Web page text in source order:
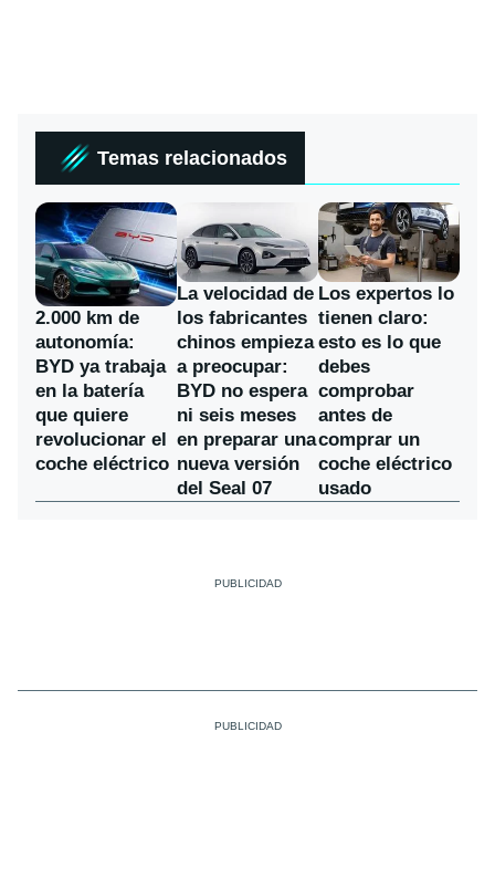
Temas relacionados
2.000 km de
autonomía:
BYD ya trabaja
en la batería
que quiere
revolucionar el
coche eléctrico
La velocidad de
los fabricantes
chinos empieza
a preocupar:
BYD no espera
ni seis meses
en preparar una
nueva versión
del Seal 07
Los expertos lo
tienen claro:
esto es lo que
debes
comprobar
antes de
comprar un
coche eléctrico
usado